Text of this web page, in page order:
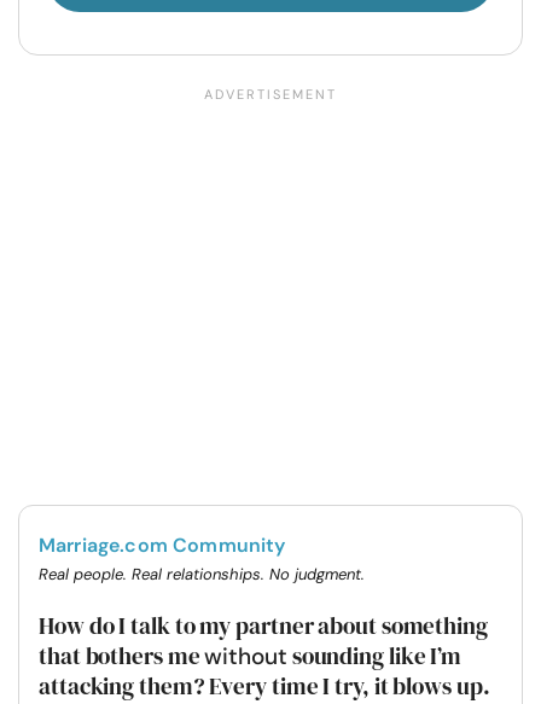
Marriage.com Community
Real people. Real relationships. No judgment.
How do I talk to my partner about something
that bothers mewithout sounding like I’m
attacking them? Every time I try, it blows up.